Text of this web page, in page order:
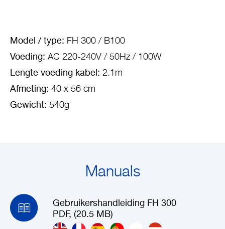
Model / type: FH 300 / B100
Voeding: AC 220-240V / 50Hz / 100W
Lengte voeding kabel: 2.1m
Afmeting: 40 x 56 cm
Gewicht: 540g
Manuals
Gebruikershandleiding FH 300
PDF, (20.5 MB)